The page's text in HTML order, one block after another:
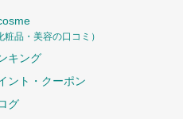
粧品・美容の口コミ）
キング
ント・クーポン
グ